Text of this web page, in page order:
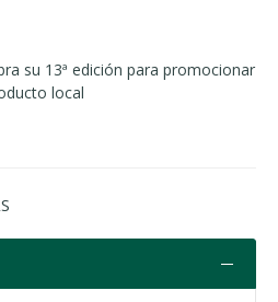
su 13ª edición para promocionar
local